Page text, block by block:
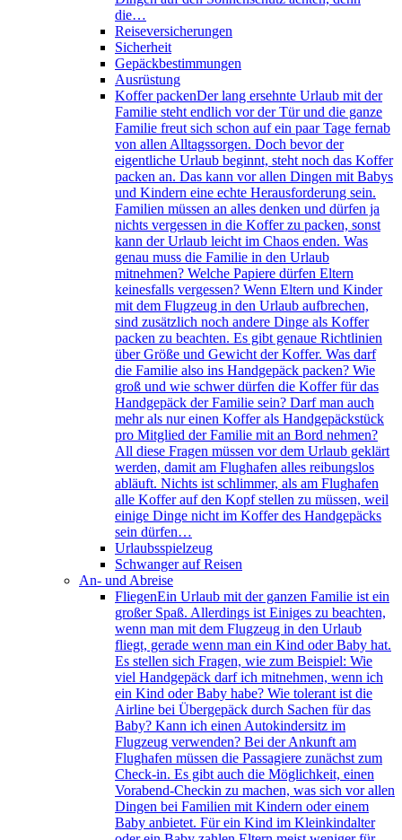
die…
Reiseversicherungen
Sicherheit
Gepäckbestimmungen
Ausrüstung
Koffer packenDer lang ersehnte Urlaub mit der
Familie steht endlich vor der Tür und die ganze
Familie freut sich schon auf ein paar Tage fernab
von allen Alltagssorgen. Doch bevor der
eigentliche Urlaub beginnt, steht noch das Koffer
packen an. Das kann vor allen Dingen mit Babys
und Kindern eine echte Herausforderung sein.
Familien müssen an alles denken und dürfen ja
nichts vergessen in die Koffer zu packen, sonst
kann der Urlaub leicht im Chaos enden. Was
genau muss die Familie in den Urlaub
mitnehmen? Welche Papiere dürfen Eltern
keinesfalls vergessen? Wenn Eltern und Kinder
mit dem Flugzeug in den Urlaub aufbrechen,
sind zusätzlich noch andere Dinge als Koffer
packen zu beachten. Es gibt genaue Richtlinien
über Größe und Gewicht der Koffer. Was darf
die Familie also ins Handgepäck packen? Wie
groß und wie schwer dürfen die Koffer für das
Handgepäck der Familie sein? Darf man auch
mehr als nur einen Koffer als Handgepäckstück
pro Mitglied der Familie mit an Bord nehmen?
All diese Fragen müssen vor dem Urlaub geklärt
werden, damit am Flughafen alles reibungslos
abläuft. Nichts ist schlimmer, als am Flughafen
alle Koffer auf den Kopf stellen zu müssen, weil
einige Dinge nicht im Koffer des Handgepäcks
sein dürfen…
Urlaubsspielzeug
Schwanger auf Reisen
An- und Abreise
FliegenEin Urlaub mit der ganzen Familie ist ein
großer Spaß. Allerdings ist Einiges zu beachten,
wenn man mit dem Flugzeug in den Urlaub
fliegt, gerade wenn man ein Kind oder Baby hat.
Es stellen sich Fragen, wie zum Beispiel: Wie
viel Handgepäck darf ich mitnehmen, wenn ich
ein Kind oder Baby habe? Wie tolerant ist die
Airline bei Übergepäck durch Sachen für das
Baby? Kann ich einen Autokindersitz im
Flugzeug verwenden? Bei der Ankunft am
Flughafen müssen die Passagiere zunächst zum
Check-in. Es gibt auch die Möglichkeit, einen
Vorabend-Checkin zu machen, was sich vor allen
Dingen bei Familien mit Kindern oder einem
Baby anbietet. Für ein Kind im Kleinkindalter